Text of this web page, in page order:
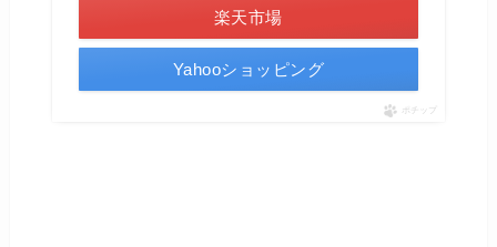
楽天市場
Yahooショッピング
ポチップ